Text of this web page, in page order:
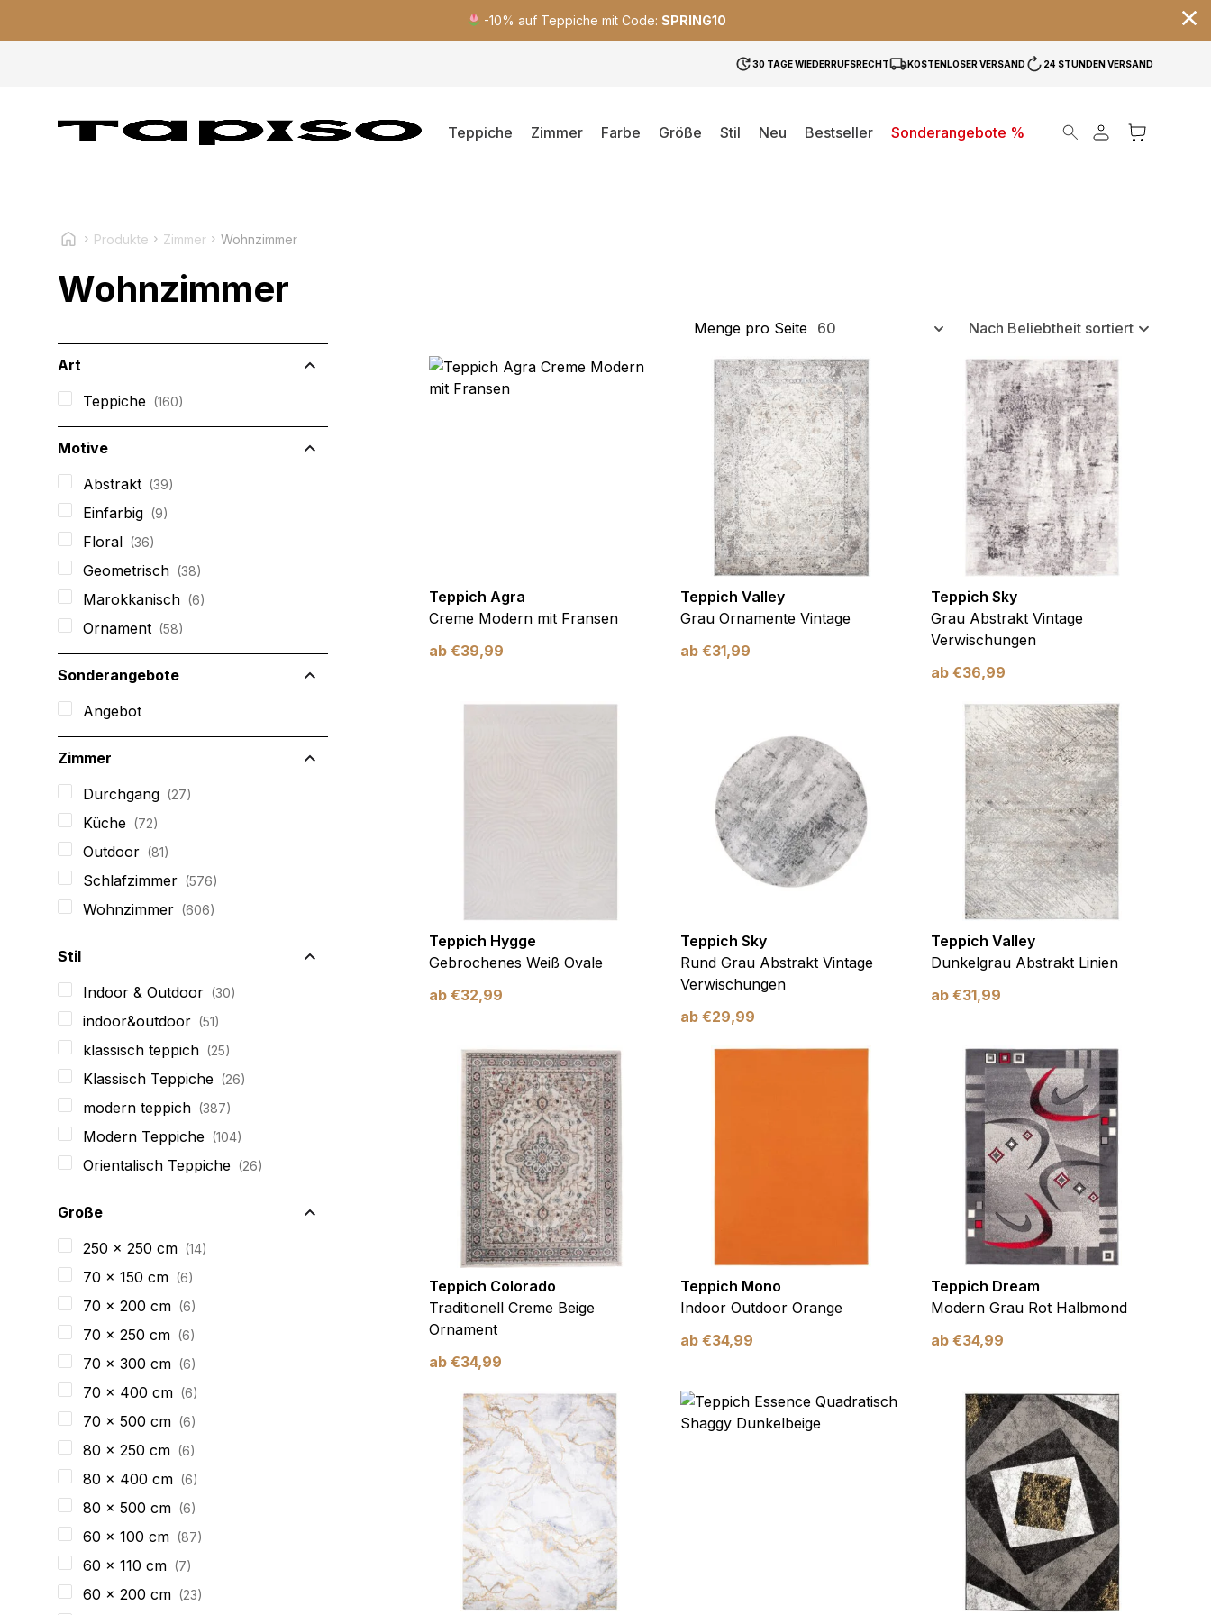
-10% auf Teppiche mit Code:SPRING10
30 TAGE WIEDERRUFSRECHT KOSTENLOSER VERSAND 24 STUNDEN VERSAND
Teppiche Zimmer Farbe Größe Stil Neu Bestseller Sonderangebote %
Products search
Produkte Zimmer Wohnzimmer
Wohnzimmer
Art
Teppiche
160
Motive
Abstrakt
39
Einfarbig 9
Floral 36
Geometrisch 38
Marokkanisch 6
Ornament 58
Sonderangebote
Angebot
Zimmer
Durchgang
27
Küche 72
Outdoor 81
Schlafzimmer 576
Wohnzimmer 606
Stil
Indoor & Outdoor
30
indoor&outdoor 51
klassisch teppich 25
Klassisch Teppiche 26
modern teppich 387
Modern Teppiche 104
Orientalisch Teppiche 26
Große
250 x 250 cm
14
70 x 150 cm 6
70 x 200 cm 6
70 x 250 cm 6
70 x 300 cm 6
70 x 400 cm 6
70 x 500 cm 6
80 x 250 cm 6
80 x 400 cm 6
80 x 500 cm 6
60 x 100 cm 87
60 x 110 cm 7
60 x 200 cm 23
Menge pro Seite 60 Nach Beliebtheit sortiert
Teppich Agra
Creme Modern mit Fransen
ab €39,99
Teppich Valley
Grau Ornamente Vintage
ab €31,99
Teppich Sky
Grau Abstrakt Vintage
Verwischungen
ab€36,99
Teppich Hygge
Gebrochenes Weiß Ovale
ab €32,99
Teppich Sky
Rund Grau Abstrakt Vintage
Verwischungen
ab €29,99
Teppich Valley
Dunkelgrau Abstrakt Linien
ab€31,99
Teppich Colorado
Traditionell Creme Beige
Ornament
ab €34,99
Teppich Mono
Indoor Outdoor Orange
ab €34,99
Teppich Dream
Modern Grau Rot Halbmond
ab€34,99